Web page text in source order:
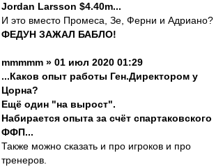
Jordan Larsson $4.40m...
И это вместо Промеса, Зе, Ферни и Адриано?
ФЕДУН ЗАЖАЛ БАБЛО!
mmmmm » 01 июл 2020 01:29
...Каков опыт работы Ген.Директором у
Цорна?
Ещё один "на вырост".
Набирается опыта за счёт спартаковского
ФФП...
Также можно сказать и про игроков и про
тренеров.